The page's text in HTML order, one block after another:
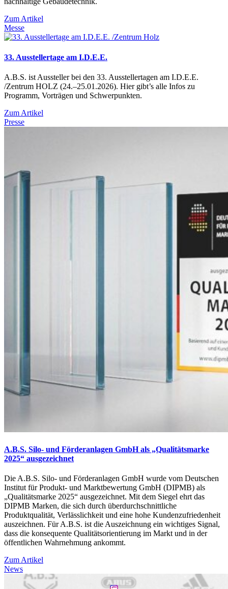
Zum Artikel
Messe
33. Ausstellertage am I.D.E.E.
A.B.S. ist Aussteller bei den 33. Ausstellertagen am I.D.E.E.
/Zentrum HOLZ (24.–25.01.2026). Hier gibt’s alle Infos zu
Programm, Vorträgen und Schwerpunkten.
Zum Artikel
Presse
A.B.S. Silo- und Förderanlagen GmbH als „Qualitätsmarke
2025“ ausgezeichnet
Die A.B.S. Silo- und Förderanlagen GmbH wurde vom Deutschen
Institut für Produkt- und Marktbewertung GmbH (DIPMB) als
„Qualitätsmarke 2025“ ausgezeichnet. Mit dem Siegel ehrt das
DIPMB Marken, die sich durch überdurchschnittliche
Produktqualität, Verlässlichkeit und eine hohe Kundenzufriedenheit
auszeichnen. Für A.B.S. ist die Auszeichnung ein wichtiges Signal,
dass die konsequente Qualitätsorientierung im Markt und in der
öffentlichen Wahrnehmung ankommt.
Zum Artikel
News